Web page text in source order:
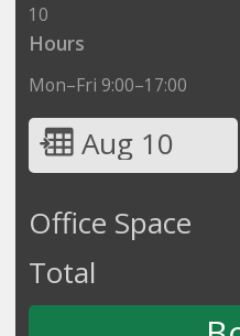
10
Hours
Mon–Fri 9:00–17:00
Aug 10
Office Space
Total